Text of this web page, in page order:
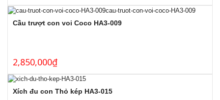
Cầu trượt con voi Coco HA3-009
2,850,000₫
Xích đu con Thỏ kép HA3-015